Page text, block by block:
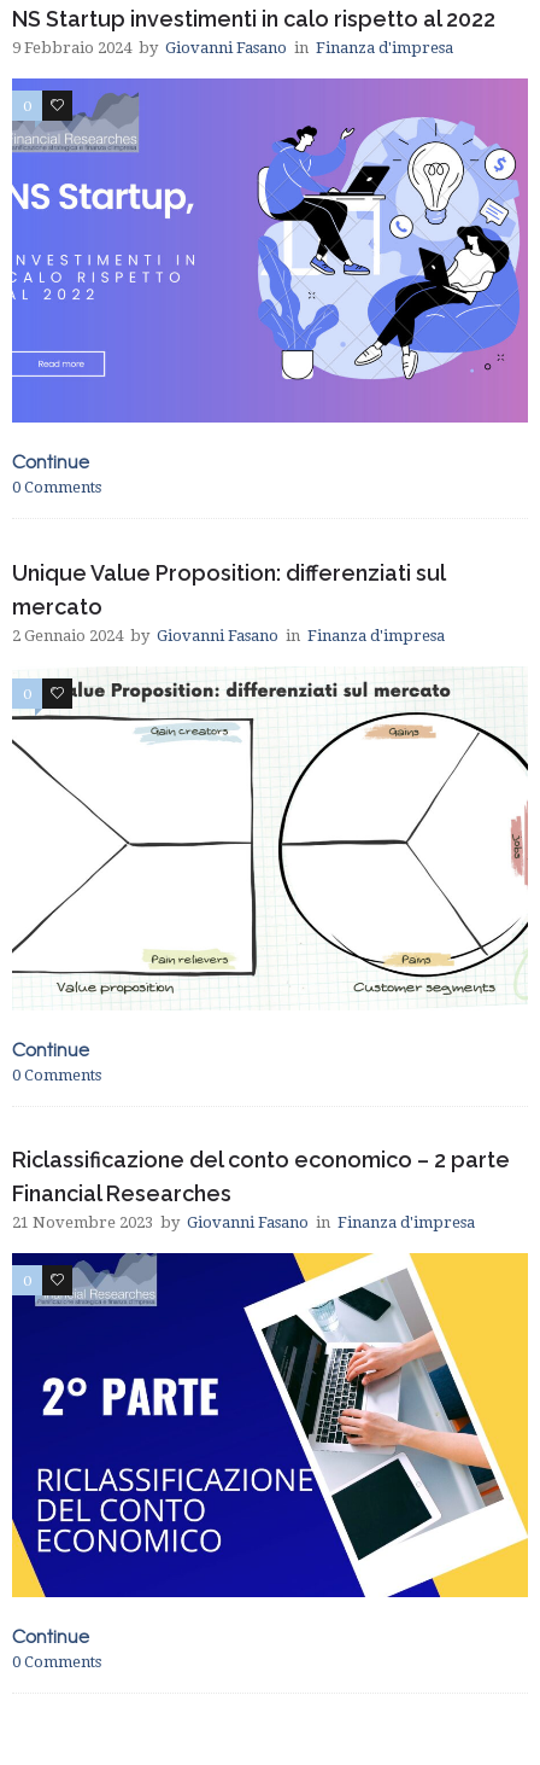
NS Startup investimenti in calo rispetto al 2022
9 Febbraio 2024 by Giovanni Fasano in Finanza d'impresa
0 0
Continue
0 Comments
Unique Value Proposition: differenziati sul
mercato
2 Gennaio 2024 by Giovanni Fasano in Finanza d'impresa
0 0
Continue
0 Comments
Riclassificazione del conto economico – 2 parte
Financial Researches
21 Novembre 2023 by Giovanni Fasano in Finanza d'impresa
0 0
Continue
0 Comments